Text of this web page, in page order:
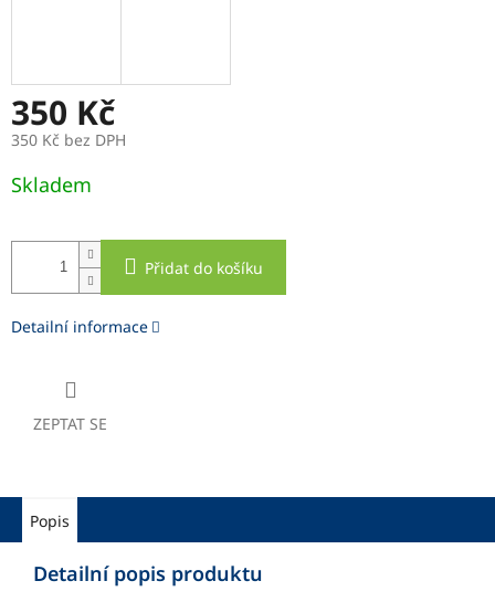
350 Kč
350 Kč bez DPH
cena:
Skladem
Přidat do košíku
Detailní informace
ZEPTAT SE
Popis
Detailní popis produktu